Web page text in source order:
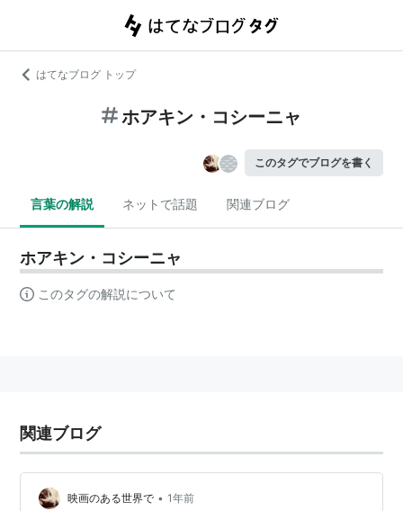
はてなブログ トップ
ホアキン・コシーニャ
このタグでブログを書く
言葉の解説 ネットで話題 関連ブログ
ホアキン・コシーニャ
このタグの解説について
関連ブログ
映画のある世界で • 1年前